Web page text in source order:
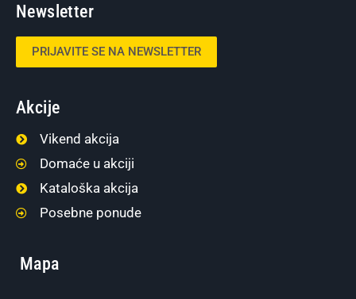
Newsletter
PRIJAVITE SE NA NEWSLETTER
Akcije
Vikend akcija
Domaće u akciji
Kataloška akcija
Posebne ponude
Mapa